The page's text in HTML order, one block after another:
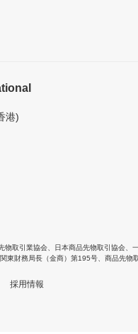
港)
物取引業協会 日本商品先物取引協会
東財務局長（金商）第195号、商品先物
採用情報